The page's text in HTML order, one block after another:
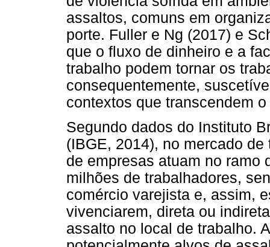
assaltos, comuns em
porte. Fuller e Ng (2017) e
que o fluxo de dinheiro e a
trabalho podem tornar os
consequentemente,
contextos que transcendem
Segundo dados do Instituto
(IBGE, 2014), no mercado
de empresas atuam no ramo
milhões de trabalhadores,
comércio varejista e, assim,
vivenciarem, direta ou
assalto no local de trabalho.